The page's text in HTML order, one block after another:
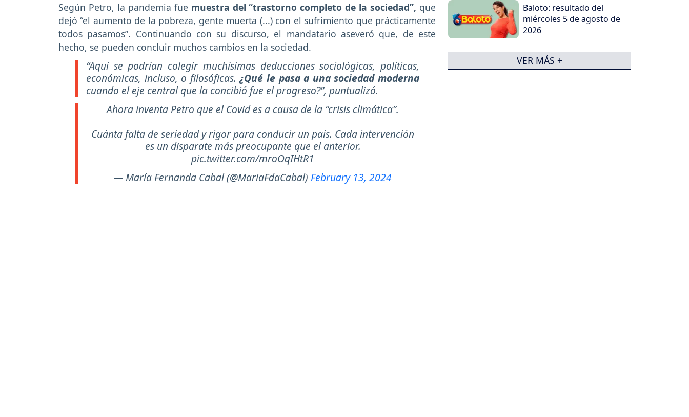
Según Petro, la pandemia fue muestra del “trastorno completo de la sociedad”, que
dejó “el aumento de la pobreza, gente muerta (...) con el sufrimiento que prácticamente
todos pasamos”. Continuando con su discurso, el mandatario aseveró que, de este
hecho, se pueden concluir muchos cambios en la sociedad.
“Aquí se podrían colegir muchísimas deducciones sociológicas, políticas,
económicas, incluso, o filosóficas.¿Qué le pasa a una sociedad moderna
cuando el eje central que la concibió fue el progreso?”, puntualizó.
Ahora inventa Petro que el Covid es a causa de la “crisis climática”.
Cuánta falta de seriedad y rigor para conducir un país. Cada intervención
es un disparate más preocupante que el anterior.
pic.twitter.com/mroOqIHtR1
— María Fernanda Cabal (@MariaFdaCabal) February 13, 2024
Baloto: resultado del
miércoles 5 de agosto de
2026
VER MÁS +